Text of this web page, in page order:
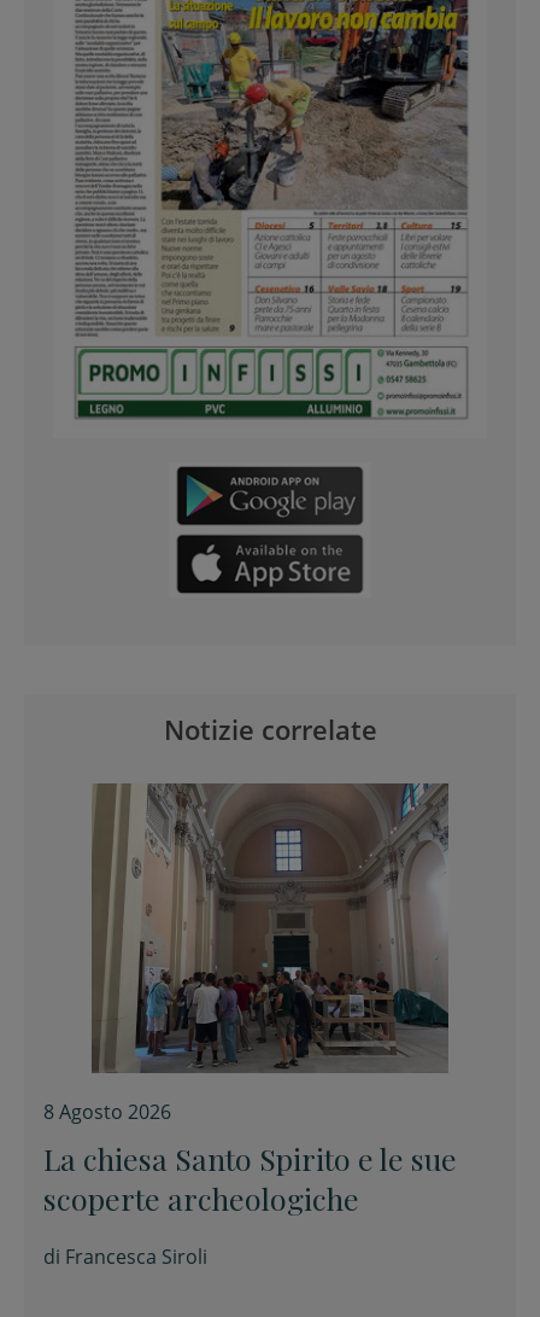
Notizie correlate
8 Agosto 2026
La chiesa Santo Spirito e le sue
scoperte archeologiche
di Francesca Siroli